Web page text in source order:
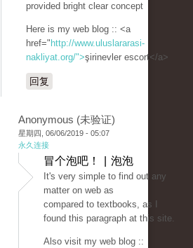
provided bright clear concept
Here is my web blog :: <a
href=" http://www.uluslararasi-
nakliyat.org/">şirinevler escort</a>
回复
Anonymous (未验证)
星期四, 06/06/2019 - 05:07
永久连接
冒个泡吧！ | 泡泡
It's very simple to find out any
matter on web as
compared to textbooks, as I
found this paragraph at this site.
Also visit my web blog ::